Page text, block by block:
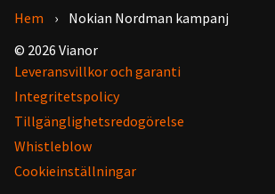
Hem
Nokian Nordman kampanj
© 2026 Vianor
Leveransvillkor och garanti
Integritetspolicy
Tillgänglighetsredogörelse
Whistleblow
Cookieinställningar